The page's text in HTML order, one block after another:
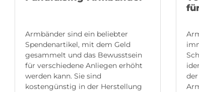
Armbänder sind ein beliebter
Spendenartikel, mit dem Geld
gesammelt und das Bewusstsein
für verschiedene Anliegen erhöht
werden kann. Sie sind
kostengünstig in der Herstellung